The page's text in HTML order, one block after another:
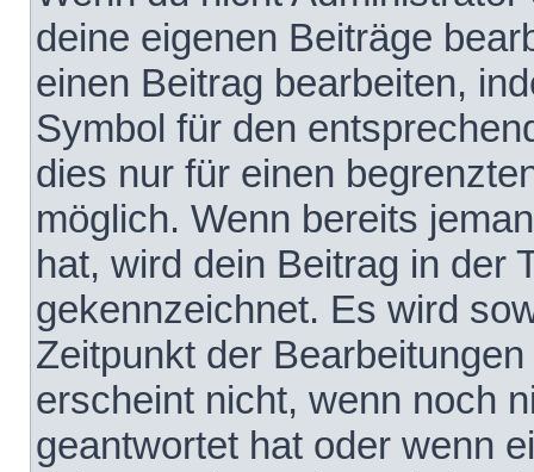
deine eigenen Beiträge
einen Beitrag bearbeiten,
Symbol für den
dies nur für einen
möglich. Wenn bereits
hat, wird dein Beitrag in der
gekennzeichnet. Es wird
Zeitpunkt der
erscheint nicht, wenn noch
geantwortet hat oder wenn